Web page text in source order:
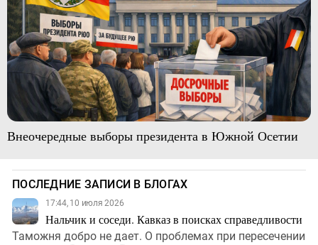
Внеочередные выборы президента в Южной Осетии
ПОСЛЕДНИЕ ЗАПИСИ В БЛОГАХ
17:44, 10 июля 2026
Нальчик и соседи. Кавказ в поисках справедливости
Таможня добро не дает. О проблемах при пересечении